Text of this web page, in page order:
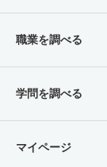
職業を調べる
学問を調べる
マイページ